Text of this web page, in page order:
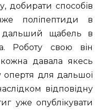
добирати способів
поліпептиди в
дальший щабель в
Роботу свою він
давала якесь
опертя для дальшої
відповідну
уже опублікувати